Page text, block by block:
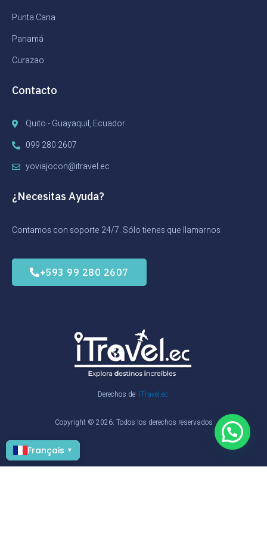
Punta Cana
Panamá
Curazao
Contacto
Quito - Guayaquil, Ecuador
099 280 2607
yoviajocon@itravel.ec
¿Necesitas Ayuda?
Contamos con soporte 24/7. Sólo tienes que llamarnos
+593 99 280 2607
Derechos de iTravel.ec
Copyright © 2026. Todos los derechos reservados
Français ▼